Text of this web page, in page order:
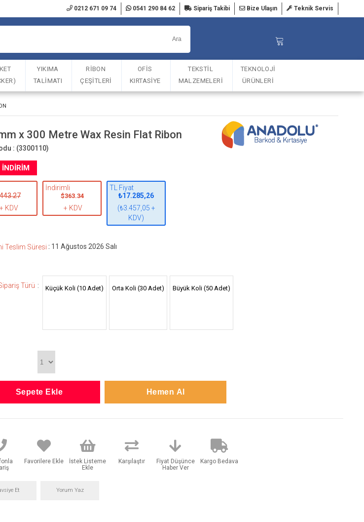
0212 671 09 74 0541 290 84 62 Sipariş Takibi Bize Ulaşın Teknik Servis
YIKIMA
TALİMATI
RİBON
ÇEŞİTLERİ
OFİS
KIRTASİYE
TEKSTİL
MALZEMELERİ
TEKNOLOJİ
ÜRÜNLERİ
x 300 Metre Wax Resin Flat Ribon
: (3300110)
İNDIRIM
+ KDV
İndirimli
$363.34
+ KDV
TL Fiyat
₺17.285,26
(₺3.457,05 +
KDV)
Teslim Süresi : 11 Ağustos 2026 Salı
Türü : Küçük Koli (10 Adet) Orta Koli (30 Adet) Büyük Koli (50 Adet)
Favorilere Ekle
İstek Listeme
Ekle
Karşılaştır
Fiyat Düşünce
Haber Ver
Kargo Bedava
Et Yorum Yaz